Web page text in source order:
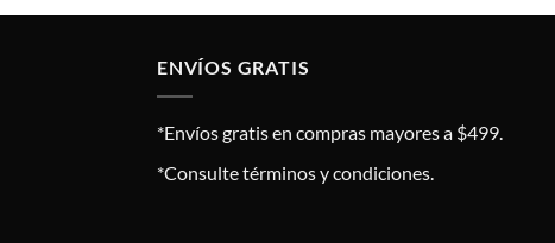
ENVÍOS GRATIS
*Envíos gratis en compras mayores a $499.
*Consulte términos y condiciones.